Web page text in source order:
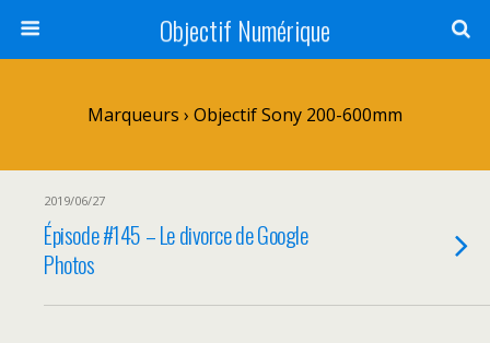
Objectif Numérique
Marqueurs › Objectif Sony 200-600mm
2019/06/27
Épisode #145 – Le divorce de Google
Photos